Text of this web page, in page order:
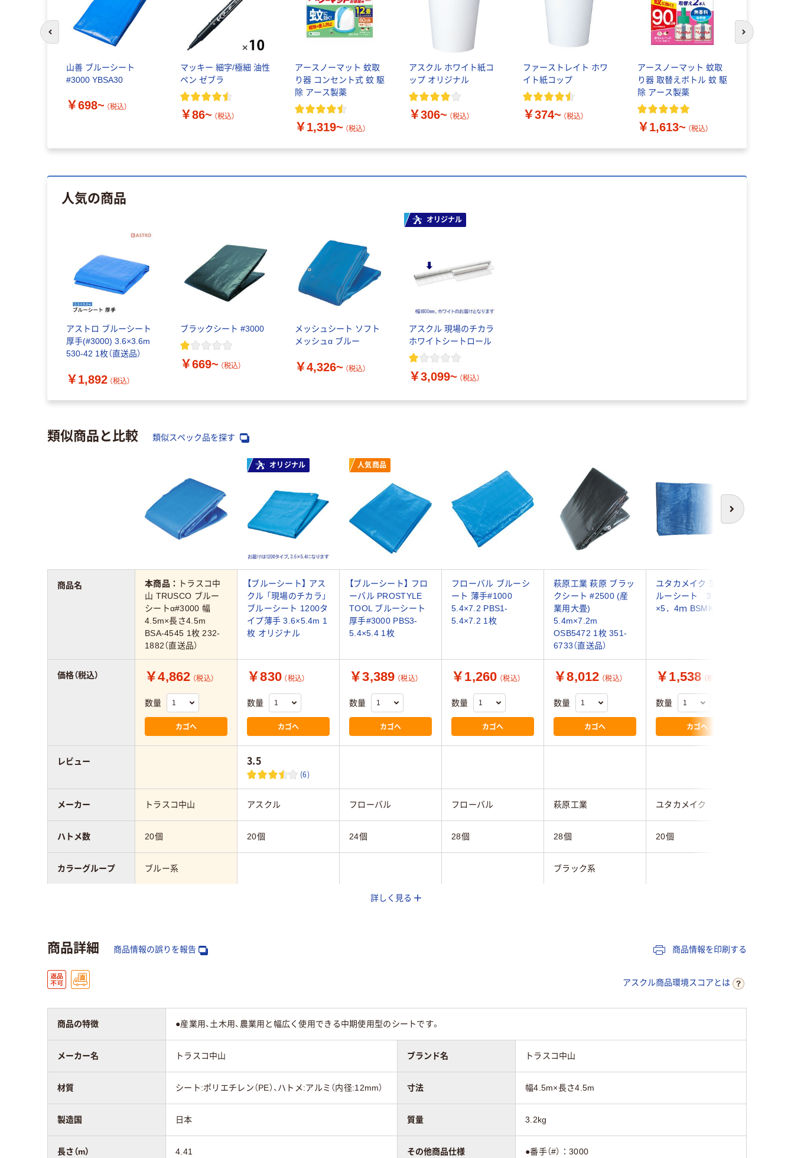
山善 ブルーシート
#3000 YBSA30
￥698~ （税込）
マッキー 細字/極細 油性
ペン ゼブラ
￥86~ （税込）
アースノーマット 蚊取
り器 コンセント式 蚊 駆
除 アース製薬
￥1,319~ （税込）
アスクル ホワイト紙コ
ップ オリジナル
￥306~ （税込）
ファーストレイト ホワ
イト紙コップ
￥374~ （税込）
アースノーマット 蚊取
り器 取替えボトル 蚊 駆
除 アース製薬
￥1,613~ （税込）
前のスライドへ 次のスライド
人気の商品
アストロ ブルーシート
厚手(#3000) 3.6×3.6m
530-42 1枚（直送品）
￥1,892 （税込）
ブラックシート #3000
￥669~ （税込）
メッシュシート ソフト
メッシュα ブルー
￥4,326~ （税込）
オリジナル
アスクル 現場のチカラ
ホワイトシートロール
￥3,099~ （税込）
類似商品と比較 類似スペック品を探す
次へ
オリジナル 人気商品
本商品：
トラスコ中
山 TRUSCO ブルー
シートα#3000 幅
4.5m×長さ4.5m
BSA-4545 1枚 232-
1882（直送品）
【ブルーシート】 アス
クル 「現場のチカラ」
ブルーシート 1200タ
イプ薄手 3.6×5.4m 1
枚 オリジナル
【ブルーシート】 フロ
ーバル PROSTYLE
TOOL ブルーシート
厚手#3000 PBS3-
5.4×5.4 1枚
フローバル ブルーシ
ート 薄手#1000
5.4×7.2 PBS1-
5.4×7.2 1枚
萩原工業 萩原 ブラッ
クシート #2500 (産
業用大畳)
5.4m×7.2m
OSB5472 1枚 351-
6733（直送品）
ユタカメイク 薄手ブ
ルーシート 3．6ｍ
×5．4ｍ BSMK 1枚
￥4,862 （税込）
数量
カゴへ
￥830 （税込）
数量
カゴへ
￥3,389 （税込）
数量
カゴへ
￥1,260 （税込）
数量
カゴへ
￥8,012 （税込）
数量
カゴへ
￥1,538 （税込）
数量
カゴへ
3.5
(6)
トラスコ中山 アスクル フローバル フローバル 萩原工業 ユタカメイク
20個 20個 24個 28個 28個 20個
ブルー系 ブラック系
4500g
商品名
価格（税込）
レビュー
メーカー
ハトメ数
カラーグループ
スコア
詳しく見る
商品詳細 商品情報の誤りを報告 商品情報を印刷する
アスクル商品環境スコアとは
商品の特徴 ●産業用、土木用、農業用と幅広く使用できる中期使用型のシートです。
メーカー名 トラスコ中山 ブランド名 トラスコ中山
材質 シート:ポリエチレン（PE）、ハトメ:アルミ（内径:12mm） 寸法 幅4.5m×長さ4.5m
製造国 日本 質量 3.2kg
長さ（m） 4.41 その他商品仕様 ●番手（#）：3000